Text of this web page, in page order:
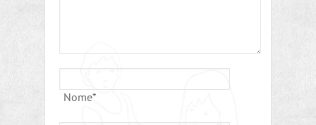
Nome*